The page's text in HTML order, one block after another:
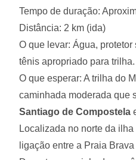
Tempo de duração:
Distância: 2 km (ida)
O que levar: Água,
tênis apropriado para trilha.
O que esperar: A trilha do
caminhada moderada que
Santiago de Compostela
Localizada no norte da
ligação entre a Praia